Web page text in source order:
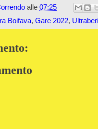
alle 07:25
Boifava, Gare 2022,